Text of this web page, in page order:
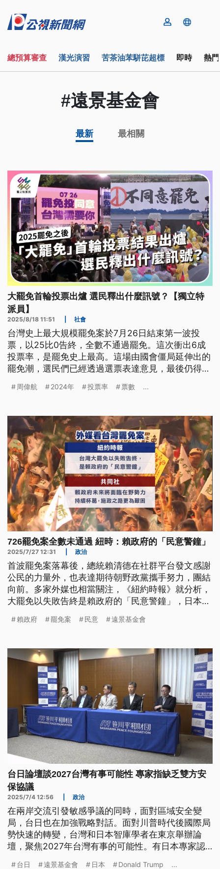
總預算審查 漢光演習 苦茶油苯駢芘超標 即時 熱
#遠景基金會
最新 最相關
大罷免首輪投票出爐 選民釋出什麼訊號？【獨立特
派員】
2025/8/18 11:51 社會
台灣史上最大規模罷免案於7月26日結束第一波投
票，以25比0告終，全數不通過罷免。這次衝出6成
投票率，是罷免史上最高。這場由國會僵局延伸出的
罷免潮，選民們已經透過選票表達意見，最後仍得回
周偉航 2024年 投票率 票數 ...
726罷免案全數未通過 紐時：賴政府的「民意警鐘」
2025/7/27 12:31 政治
首波罷免案落幕後，總統賴清德在社群平台發文感謝
公民的力量外，也表達期待朝野政黨攜手努力，團結
向前。多家外媒也相當關注，《紐約時報》就分析，
大罷免以失敗告終是賴政府的「民意警鐘」，日本共
施政之路更為艱困。
賴政府 罷免案 民意 遠景基金會
台日論壇談2027台灣有事可能性 專家指缺乏雙方安
保協議
2025/7/4 12:56 政治
在兩岸交流引發敏感爭議的同時，面對區域安全變
局，台日也在加強戰略對話。面對川普時代後國際局
勢快速的轉變，台灣和日本智庫學者在東京舉辦論
壇，聚焦2027年台灣有事的可能性。有日本專家認
台日 遠景基金會 日本 Donald Trump ...